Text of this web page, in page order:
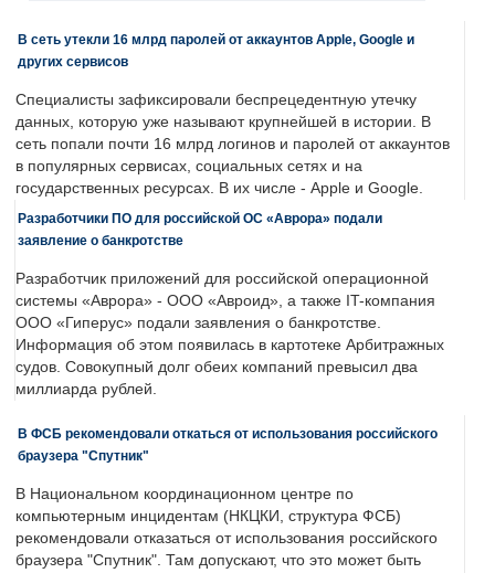
В сеть утекли 16 млрд паролей от аккаунтов Apple, Google и
других сервисов
Специалисты зафиксировали беспрецедентную утечку
данных, которую уже называют крупнейшей в истории. В
сеть попали почти 16 млрд логинов и паролей от аккаунтов
в популярных сервисах, социальных сетях и на
государственных ресурсах. В их числе - Apple и Google.
Разработчики ПО для российской ОС «Аврора» подали
заявление о банкротстве
Разработчик приложений для российской операционной
системы «Аврора» - ООО «Авроид», а также IT-компания
ООО «Гиперус» подали заявления о банкротстве.
Информация об этом появилась в картотеке Арбитражных
судов. Совокупный долг обеих компаний превысил два
миллиарда рублей.
В ФСБ рекомендовали откаться от использования российского
браузера "Спутник"
В Национальном координационном центре по
компьютерным инцидентам (НКЦКИ, структура ФСБ)
рекомендовали отказаться от использования российского
браузера "Спутник". Там допускают, что это может быть